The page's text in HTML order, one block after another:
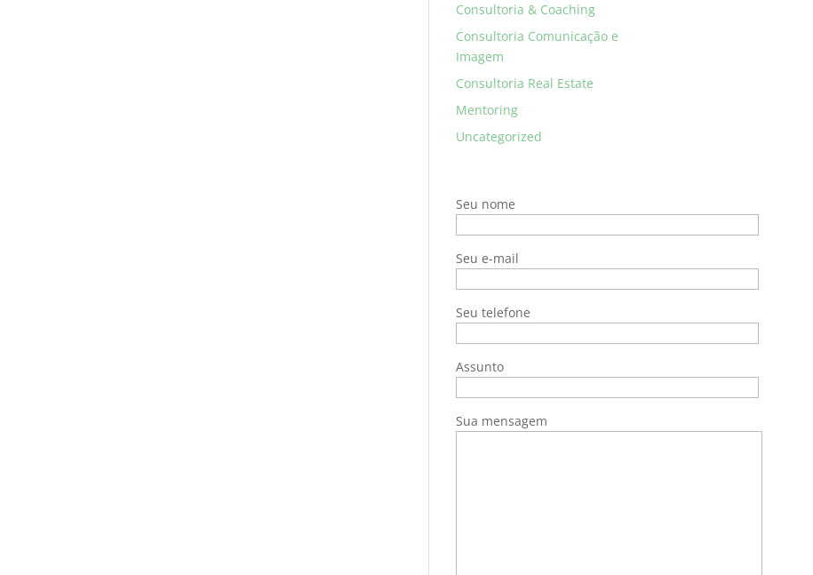
Consultoria & Coaching
Consultoria Comunicação e
Imagem
Consultoria Real Estate
Mentoring
Uncategorized
Seu nome
Seu e-mail
Seu telefone
Assunto
Sua mensagem